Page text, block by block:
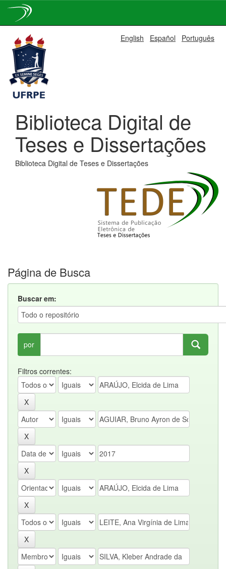
navigation
English Español Português
Biblioteca Digital de
Teses e Dissertações
Biblioteca Digital de Teses e Dissertações
Página de Busca
Buscar em:
por
Filtros correntes: